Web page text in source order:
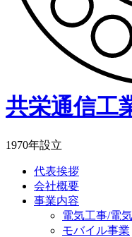
共栄通信工
1970年設立
代表挨拶
会社概要
事業内容
電気工事/電
モバイル事業